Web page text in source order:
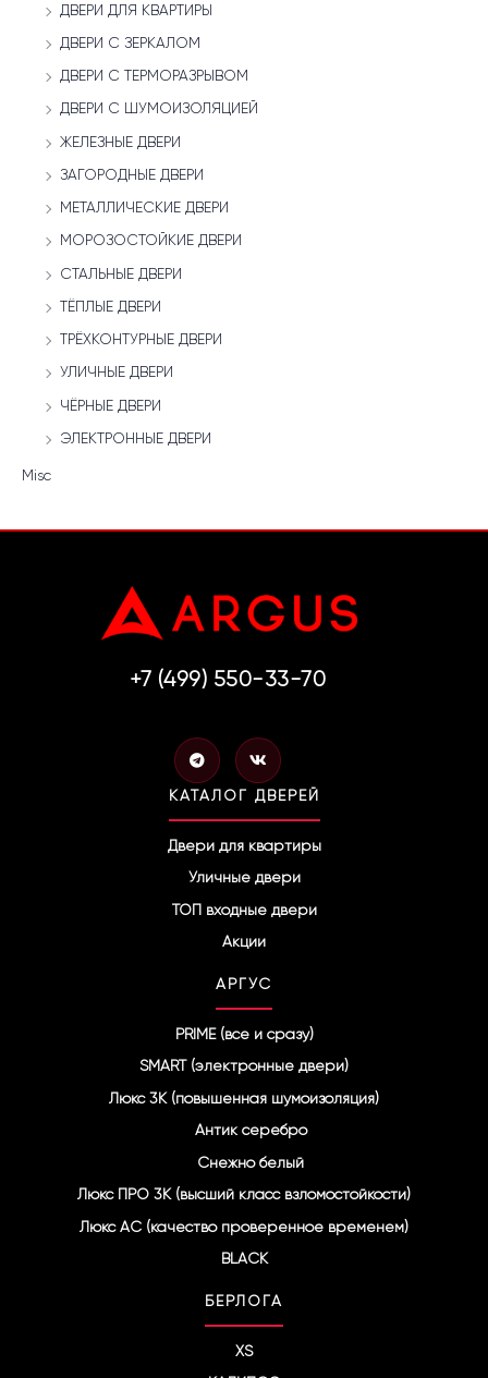
ДВЕРИ ДЛЯ КВАРТИРЫ
ДВЕРИ С ЗЕРКАЛОМ
ДВЕРИ С ТЕРМОРАЗРЫВОМ
ДВЕРИ С ШУМОИЗОЛЯЦИЕЙ
ЖЕЛЕЗНЫЕ ДВЕРИ
ЗАГОРОДНЫЕ ДВЕРИ
МЕТАЛЛИЧЕСКИЕ ДВЕРИ
МОРОЗОСТОЙКИЕ ДВЕРИ
СТАЛЬНЫЕ ДВЕРИ
ТЁПЛЫЕ ДВЕРИ
ТРЁХКОНТУРНЫЕ ДВЕРИ
УЛИЧНЫЕ ДВЕРИ
ЧЁРНЫЕ ДВЕРИ
ЭЛЕКТРОННЫЕ ДВЕРИ
Misc
+7 (499) 550-33-70
e
l
e
g
r
m
k
КАТАЛОГ ДВЕРЕЙ
Двери для квартиры
Уличные двери
ТОП входные двери
Акции
АРГУС
PRIME (все и сразу)
SMART (электронные двери)
Люкс 3К (повышенная шумоизоляция)
Антик серебро
Снежно белый
Люкс ПРО 3К (высший класс взломостойкости)
Люкс АС (качество проверенное временем)
BLACK
БЕРЛОГА
XS